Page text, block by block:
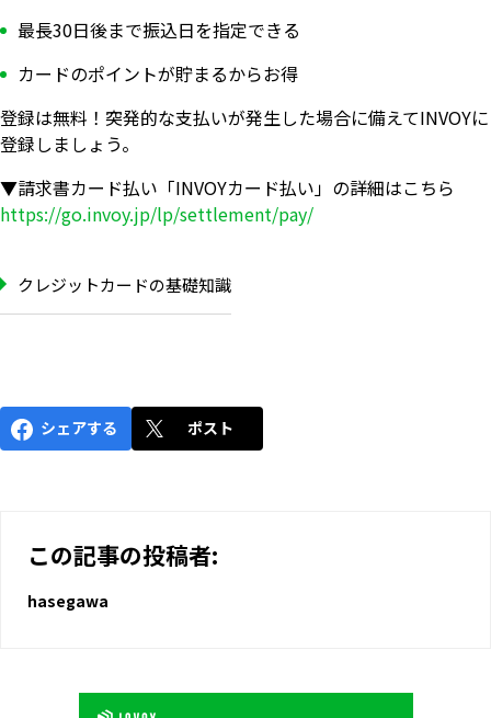
最長30日後まで振込日を指定できる
カードのポイントが貯まるからお得
登録は無料！突発的な支払いが発生した場合に備えてINVOYに
登録しましょう。
▼請求書カード払い「INVOYカード払い」の詳細はこちら
https://go.invoy.jp/lp/settlement/pay/
クレジットカードの基礎知識
シェアする ポスト
この記事の投稿者:
hasegawa